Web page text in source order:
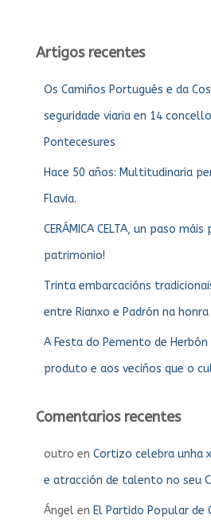
Artigos recentes
Os Camiños Portugués e da
seguridade viaria en 14
Pontecesures
Hace 50 años: Multitudinaria
Flavia.
CERÁMICA CELTA, un paso
patrimonio!
Trinta embarcacións
entre Rianxo e Padrón na honra
A Festa do Pemento de
produto e aos veciños que o
Comentarios recentes
outro en Cortizo celebra unha
e atracción de talento no seu
Ángel en El Partido Popular de